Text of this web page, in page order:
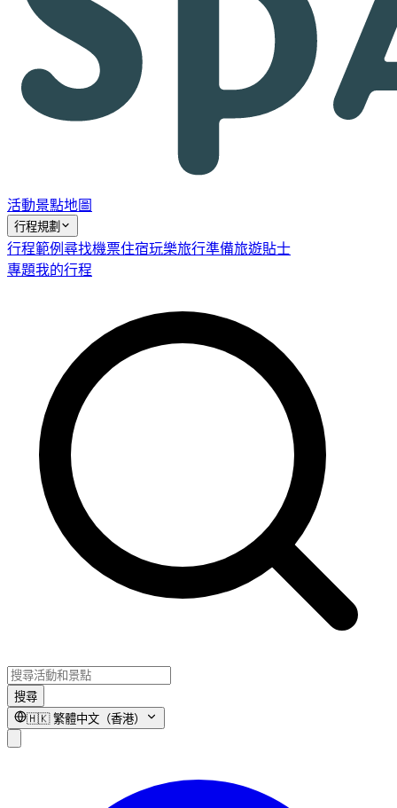
活動景點地圖
行程規劃
行程範例 尋找機票住宿玩樂旅行準備旅遊貼士
專題我的行程
搜尋
🇭🇰 繁體中文（香港）